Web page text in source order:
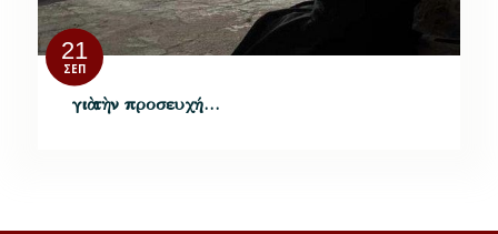
21
ΣΕΠ
γιὰ τὴν προσευχή…